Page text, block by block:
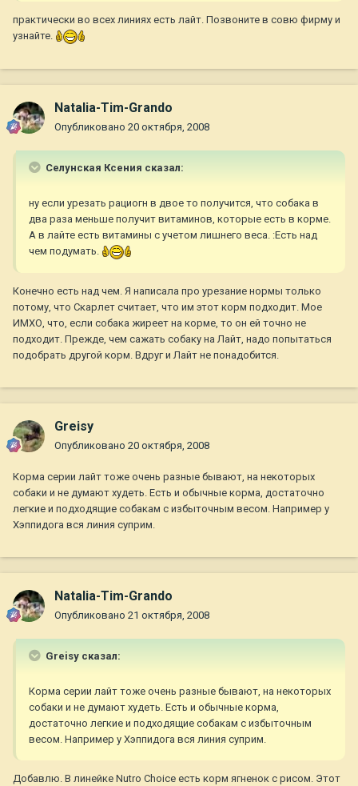
практически во всех линиях есть лайт. Позвоните в совю фирму и
узнайте.
Natalia-Tim-Grando
Опубликовано 20 октября, 2008
Селунская Ксения сказал:
ну если урезать рациогн в двое то получится, что собака в
два раза меньше получит витаминов, которые есть в корме.
А в лайте есть витамины с учетом лишнего веса. :Есть над
чем подумать.
Конечно есть над чем. Я написала про урезание нормы только
потому, что Скарлет считает, что им этот корм подходит. Мое
ИМХО, что, если собака жиреет на корме, то он ей точно не
подходит. Прежде, чем сажать собаку на Лайт, надо попытаться
подобрать другой корм. Вдруг и Лайт не понадобится.
Greisy
Опубликовано 20 октября, 2008
Корма серии лайт тоже очень разные бывают, на некоторых
собаки и не думают худеть. Есть и обычные корма, достаточно
легкие и подходящие собакам с избыточным весом. Например у
Хэппидога вся линия суприм.
Natalia-Tim-Grando
Опубликовано 21 октября, 2008
Greisy сказал:
Корма серии лайт тоже очень разные бывают, на некоторых
собаки и не думают худеть. Есть и обычные корма,
достаточно легкие и подходящие собакам с избыточным
весом. Например у Хэппидога вся линия суприм.
Добавлю. В линейке Nutro Choice есть корм ягненок с рисом. Этот